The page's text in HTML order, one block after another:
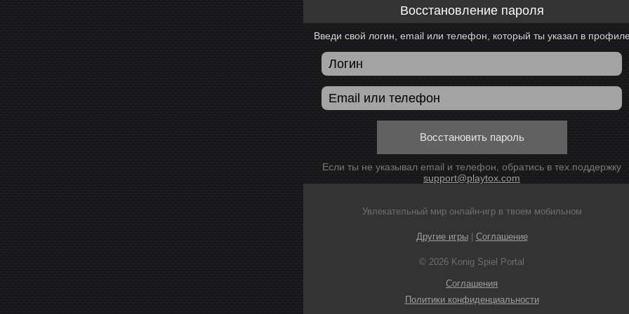
Восстановление пароля
Введи свой логин, email или телефон, который ты указал в
Восстановить пароль
Если ты не указывал email и телефон, обратись в тех.поддержку
support@playtox.com
Увлекательный мир онлайн-игр в твоем мобильном
Другие игры| Соглашение
© 2026 Konig Spiel Portal
Соглашения
Политики конфиденциальности